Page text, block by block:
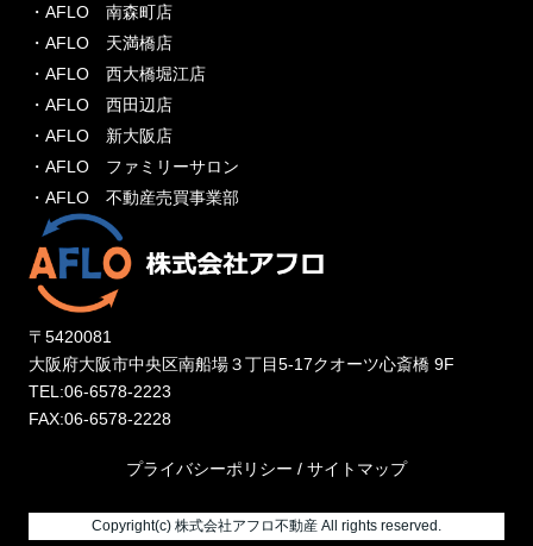
・AFLO 南森町店
・AFLO 天満橋店
・AFLO 西大橋堀江店
・AFLO 西田辺店
・AFLO 新大阪店
・AFLO ファミリーサロン
・AFLO 不動産売買事業部
〒5420081
大阪府大阪市中央区南船場３丁目5-17クオーツ心斎橋 9F
TEL:06-6578-2223
FAX:06-6578-2228
プライバシーポリシー / サイトマップ
Copyright(c) 株式会社アフロ不動産 All rights reserved.